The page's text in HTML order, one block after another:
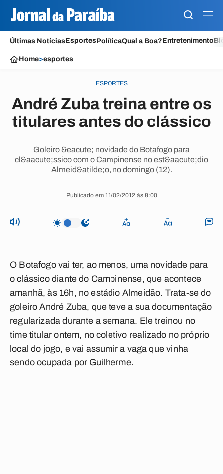
Últimas NotíciasEsportesPolíticaQual a Boa?Entretenimento
Home>esportes
ESPORTES
André Zuba treina entre os
titulares antes do clássico
Goleiro &eacute; novidade do Botafogo para
cl&aacute;ssico com o Campinense no est&aacute;dio
Almeid&atilde;o, no domingo (12).
Publicado em 11/02/2012 às 8:00
O Botafogo vai ter, ao menos, uma novidade para
o clássico diante do Campinense, que acontece
amanhã, às 16h, no estádio Almeidão. Trata-se do
goleiro André Zuba, que teve a sua documentação
regularizada durante a semana. Ele treinou no
time titular ontem, no coletivo realizado no próprio
local do jogo, e vai assumir a vaga que vinha
sendo ocupada por Guilherme.